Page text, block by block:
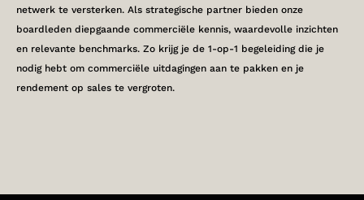
netwerk te versterken. Als strategische partner bieden onze
boardleden diepgaande commerciële kennis, waardevolle inzichten
en relevante benchmarks. Zo krijg je de 1-op-1 begeleiding die je
nodig hebt om commerciële uitdagingen aan te pakken en je
rendement op sales te vergroten.